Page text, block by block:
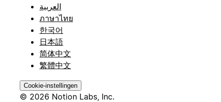
العربية
ภาษาไทย
한국어
日本語
简体中文
繁體中文
Cookie-instellingen
© 2026 Notion Labs, Inc.